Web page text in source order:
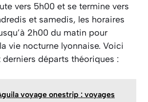
vers 5h00 et se termine vers
et samedis, les horaires
2h00 du matin pour
vie nocturne lyonnaise. Voici
départs théoriques :
voyage onestrip : voyages